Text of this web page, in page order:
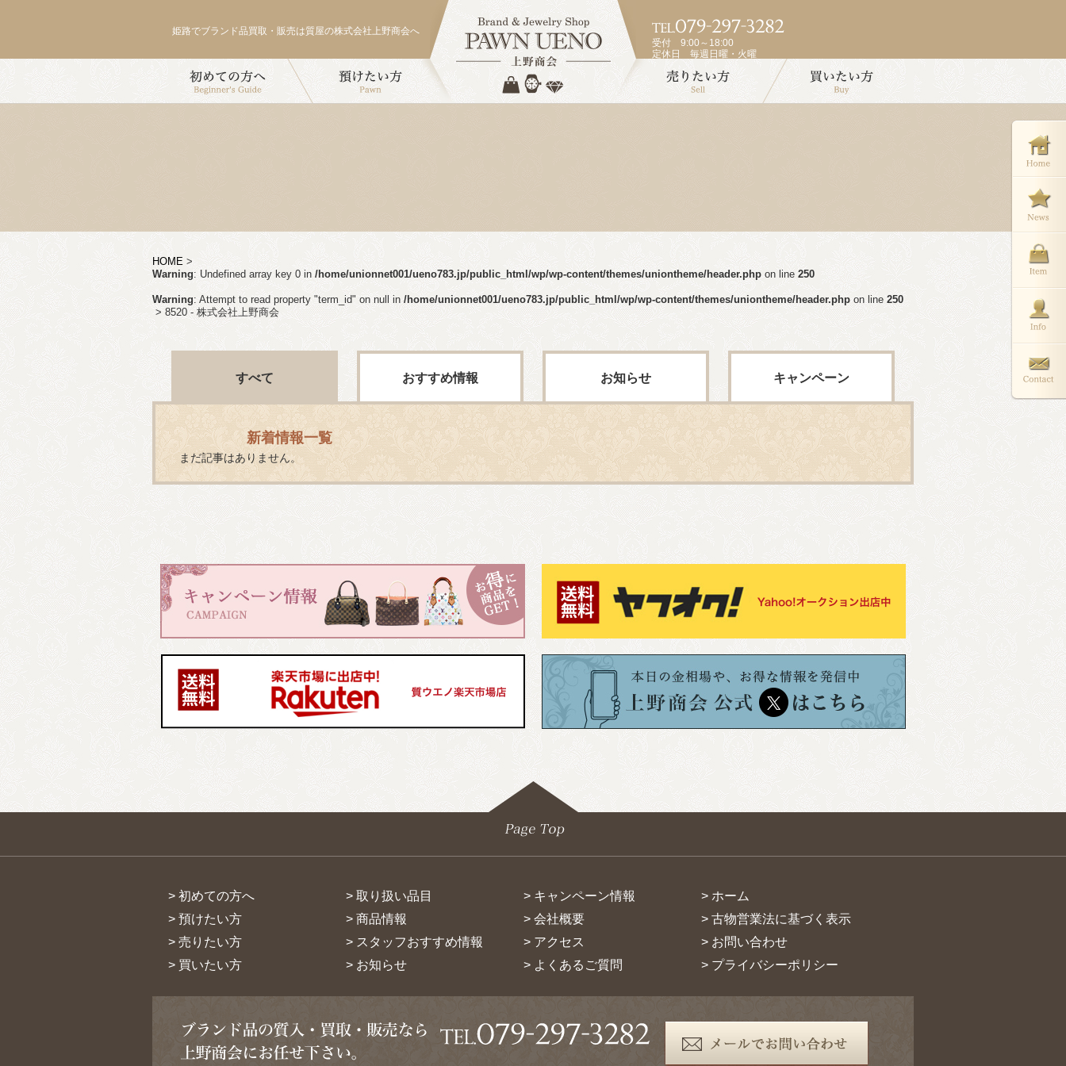
姫路でブランド品買取・販売は質屋の株式会社上野商会へ
受付 9:00～18:00
定休日 毎週日曜・火曜
HOME >
Warning: Undefined array key 0 in /home/unionnet001/ueno783.jp/public_html/wp/wp-content/themes/uniontheme/header.php on line250
Warning: Attempt to read property "term_id" on null in /home/unionnet001/ueno783.jp/public_html/wp/wp-content/themes/uniontheme/header.phpon line 250
> 8520 - 株式会社上野商会
すべて おすすめ情報 お知らせ キャンペーン
新着情報一覧
まだ記事はありません。
> 初めての方へ > 取り扱い品目 > キャンペーン情報
> ホーム
> 預けたい方
> 商品情報 > 会社概要
> 古物営業法に基づく表示
> 売りたい方
> スタッフおすすめ情報 > アクセス
> お問い合わせ
> 買いたい方
> お知らせ > よくあるご質問 > プライバシーポリシー